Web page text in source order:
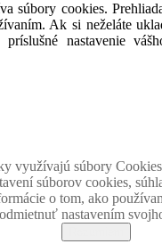
súbory cookies.
Ak si neželáte
príslušné nastavenie
využívajú súbory
súborov cookies,
o tom, ako
nastavením